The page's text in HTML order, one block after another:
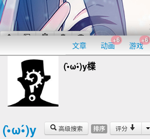
文章 动画
+6
游戏
+6
(•̀ω•́)y楪
高级搜索 排序 评分
(•̀ω•́)y